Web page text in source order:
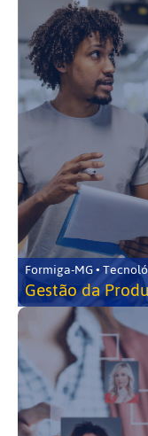
Formiga-MG •
Gestão da